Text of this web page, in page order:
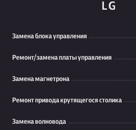
LG
Замена блока управления
Ремонт/замена платы управления
Замена магнетрона
Ремонт привода крутящегося столика
Замена волновода